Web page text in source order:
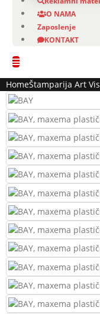
O NAMA
Zaposlenje
KONTAKT
HomeŠtamparija Art